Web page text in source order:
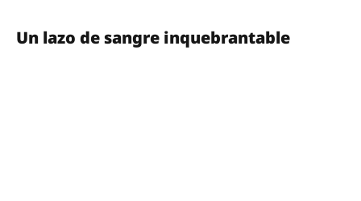
Un lazo de sangre inquebrantable